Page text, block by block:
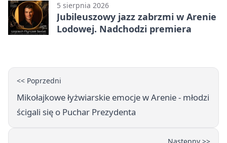
5 sierpnia 2026
Jubileuszowy jazz zabrzmi w Arenie
Lodowej. Nadchodzi premiera
<< Poprzedni
Mikołajkowe łyżwiarskie emocje w Arenie - młodzi
ścigali się o Puchar Prezydenta